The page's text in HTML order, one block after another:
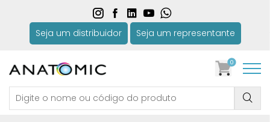
Seja um distribuidor Seja um representante
0